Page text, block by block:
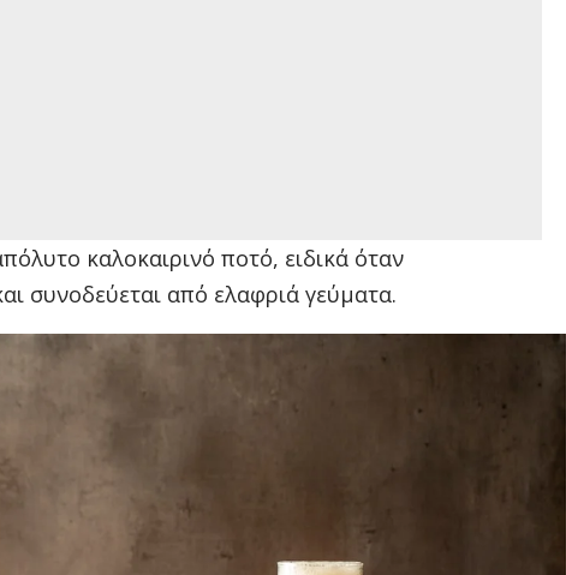
καλοκαιρινό ποτό, ειδικά όταν
συνοδεύεται από ελαφριά γεύματα.